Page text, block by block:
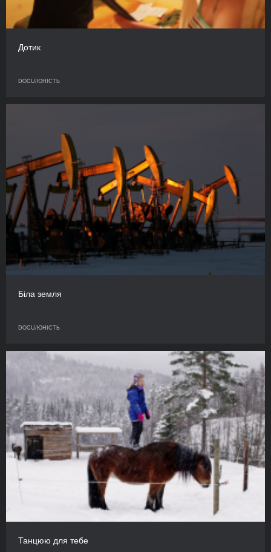
Дотик
DOCU/ЮНІСТЬ
Біла земля
DOCU/ЮНІСТЬ
Танцюю для тебе